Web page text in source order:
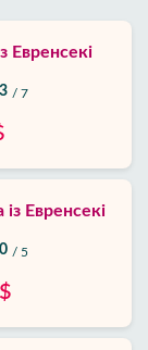
Евренсекі
/ 7
Евренсекі
/ 5